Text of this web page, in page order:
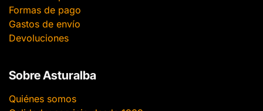
Formas de pago
Gastos de envío
Devoluciones
Sobre Asturalba
Quiénes somos